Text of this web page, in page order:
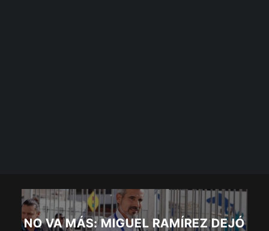
NO VA MÁS: MIGUEL RAMÍREZ DEJÓ